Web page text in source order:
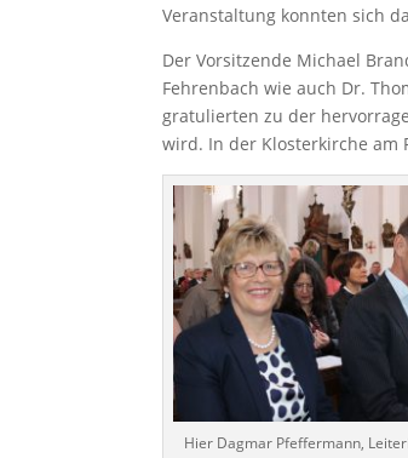
Veranstaltung konnten sich
Der Vorsitzende Michael
Fehrenbach wie auch Dr.
gratulierten zu der
wird. In der Klosterkirche am
Hier Dagmar Pfeffermann,